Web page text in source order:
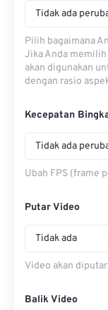
Tidak ada
Pilih bagaimana
Jika Anda
akan digunakan
dengan rasio
Kecepatan
Tidak ada
Ubah FPS (frame
Putar Video
Tidak ada
Video akan
Balik Video